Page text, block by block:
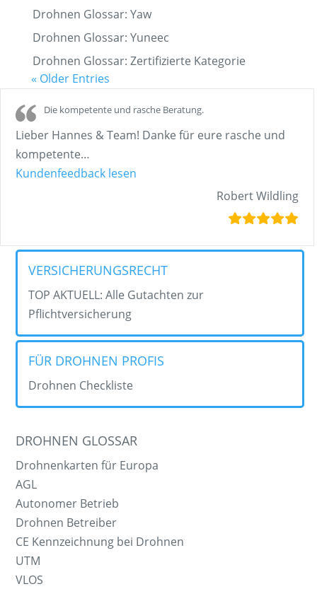
Drohnen Glossar: Yaw
Drohnen Glossar: Yuneec
Drohnen Glossar: Zertifizierte Kategorie
« Older Entries
Die kompetente und rasche Beratung.
Lieber Hannes & Team! Danke für eure rasche und
kompetente…
Kundenfeedback lesen
Robert Wildling
VERSICHERUNGSRECHT
TOP AKTUELL: Alle Gutachten zur
Pflichtversicherung
FÜR DROHNEN PROFIS
Drohnen Checkliste
DROHNEN GLOSSAR
Drohnenkarten für Europa
AGL
Autonomer Betrieb
Drohnen Betreiber
CE Kennzeichnung bei Drohnen
UTM
VLOS